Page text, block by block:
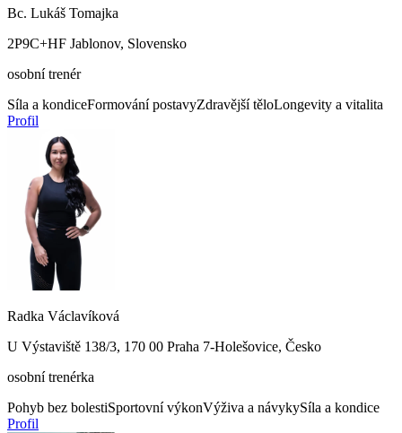
Bc. Lukáš Tomajka
2P9C+HF Jablonov, Slovensko
osobní trenér
Síla a kondiceFormování postavyZdravější těloLongevity a vitalita
Profil
Radka Václavíková
U Výstaviště 138/3, 170 00 Praha 7-Holešovice, Česko
osobní trenérka
Pohyb bez bolestiSportovní výkonVýživa a návykySíla a kondice
Profil